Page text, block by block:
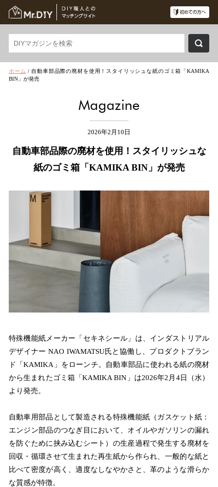
ホーム / 自動車部品際の廃材を使用！スタイリッシュな紙のゴミ箱「KAMIKA
BIN」が発売
Magazine
2026年2月10日
自動車部品際の廃材を使用！スタイリッシュな
紙のゴミ箱「KAMIKA BIN」が発売
特殊機能紙メーカー「セキネシール」は、インダストリアル
デザイナー NAO IWAMATSU氏と協働し、プロダクトブラン
ド「KAMIKA」をローンチ。自動車部品に使われる紙の廃材
から生まれたゴミ箱「KAMIKA BIN」は2026年2月4日（水）
より発売。
自動車用部品として製造される特殊機能紙（ガスケット紙：
エンジン部品のつなぎ目において、オイルやガソリンの漏れ
を防ぐために挟み込むシート）の生産過程で発生する廃材を
回収・循環させて生まれた再生紙から作られ、一般的な紙と
比べて密度が高く、適度なしなやかさと、革のような滑らか
な質感が特徴。